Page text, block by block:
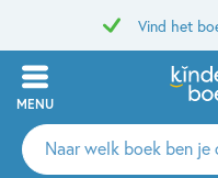
Vind het
MENU
Zoeken
naar